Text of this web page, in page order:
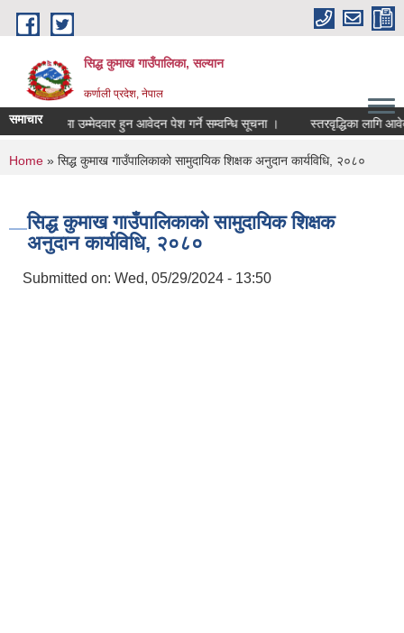
Skip to main content
सिद्ध कुमाख गाउँपालिका, सल्यान
कर्णाली प्रदेश, नेपाल
समाचारपदमा उम्मेदवार हुन आवेदन पेश गर्ने सम्वन्धि सूचना । स्तरवृद्धिका लागि
You are here
Home » सिद्ध कुमाख गाउँपालिकाको सामुदायिक शिक्षक अनुदान कार्यविधि, २०८०
सिद्ध कुमाख गाउँपालिकाको सामुदायिक शिक्षक
अनुदान कार्यविधि, २०८०
Submitted on: Wed, 05/29/2024 - 13:50